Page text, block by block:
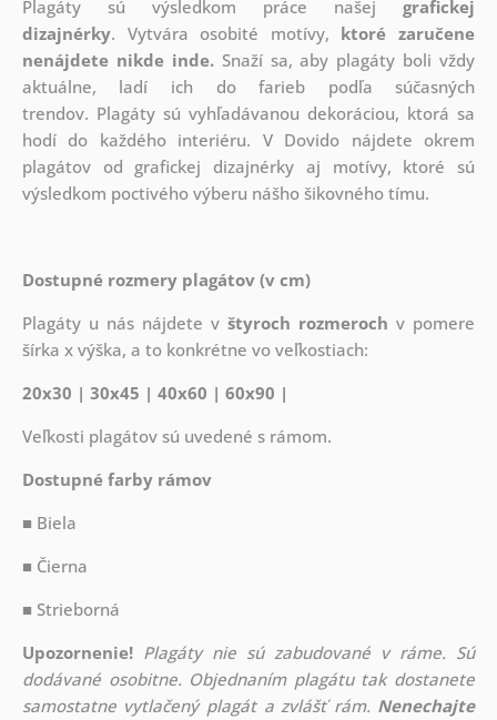
Plagáty sú výsledkom práce našejgrafickej
dizajnérky. Vytvára osobité motívy, ktoré zaručene
nenájdete nikde inde.Snaží sa, aby plagáty boli vždy
aktuálne, ladí ich do farieb podľa súčasných
trendov. Plagáty sú vyhľadávanou dekoráciou, ktorá sa
hodí do každého interiéru. V Dovido nájdete okrem
plagátov od grafickej dizajnérky aj motívy, ktoré sú
výsledkom poctivého výberu nášho šikovného tímu.
Dostupné rozmery plagátov (v cm)
Plagáty u nás nájdete vštyroch rozmeroch v pomere
šírka x výška, a to konkrétne vo veľkostiach:
20x30 | 30x45 | 40x60 | 60x90 |
Veľkosti plagátov sú uvedené s rámom.
Dostupné farby rámov
■ Biela
■ Čierna
■ Strieborná
Upozornenie! Plagáty nie sú zabudované v ráme. Sú
dodávané osobitne. Objednaním plagátu tak dostanete
samostatne vytlačený plagát a zvlášť rám. Nenechajte